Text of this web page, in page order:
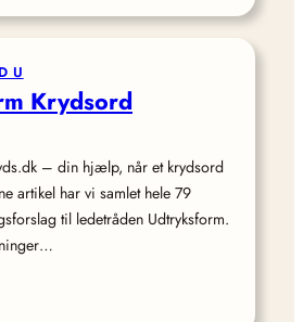
U
Krydsord
– din hjælp, når et krydsord
artikel har vi samlet hele 79
til ledetråden Udtryksform.